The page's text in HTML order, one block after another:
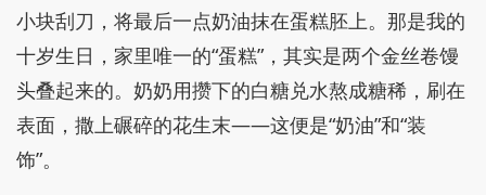
小块刮刀，将最后一点奶油抹在蛋糕胚上。那是我的
十岁生日，家里唯一的“蛋糕”，其实是两个金丝卷馒
头叠起来的。奶奶用攒下的白糖兑水熬成糖稀，刷在
表面，撒上碾碎的花生末——这便是“奶油”和“装
饰”。